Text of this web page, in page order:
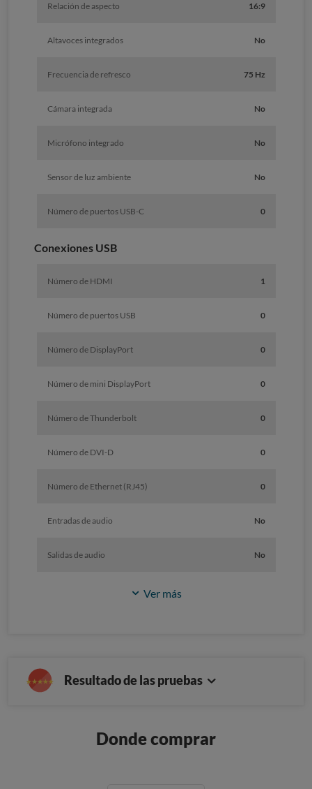
Relación de aspecto 16:9
Altavoces integrados No
Frecuencia de refresco 75 Hz
Cámara integrada No
Micrófono integrado No
Sensor de luz ambiente No
Número de puertos USB-C 0
Conexiones USB
Número de HDMI 1
Número de puertos USB 0
Número de DisplayPort 0
Número de mini DisplayPort 0
Número de Thunderbolt 0
Número de DVI-D 0
Número de Ethernet (RJ45) 0
Entradas de audio No
Salidas de audio No
Ver más
Resultado de las pruebas
Donde comprar